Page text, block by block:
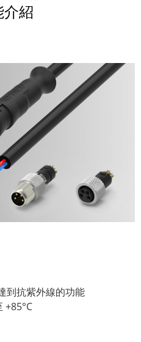
紹
到抗紫外線的功能
+85°C